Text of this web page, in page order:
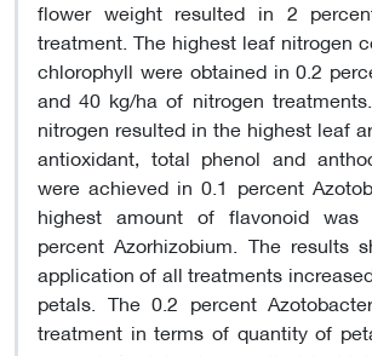
flower weight resulted in 2
treatment. The highest leaf nitrogen
chlorophyll were obtained in 0.2
and 40 kg/ha of nitrogen
nitrogen resulted in the highest leaf
antioxidant, total phenol and
were achieved in 0.1 percent
highest amount of flavonoid
percent Azorhizobium. The results
application of all treatments
petals. The 0.2 percent
treatment in terms of quantity of